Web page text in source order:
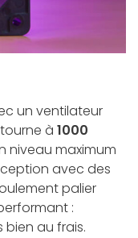
un ventilateur
tourne à 1000
niveau maximum
avec des
palier
:
au frais.